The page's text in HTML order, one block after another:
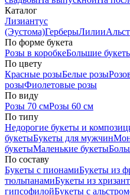
Каталог
Лизиантус
(Эустома)ГерберыЛилии
По форме букета
Розы в коробкеБольшие
По цвету
Красные розыБелые розы
розыФиолетовые розы
По виду
Розы 70 смРозы 60 см
По типу
Недорогие букеты и
букетыБукеты для мужчин
букетыМаленькие букеты
По составу
Букеты с пионамиБукеты из
тюльпанамиБукеты из
гипсофилойБукеты с